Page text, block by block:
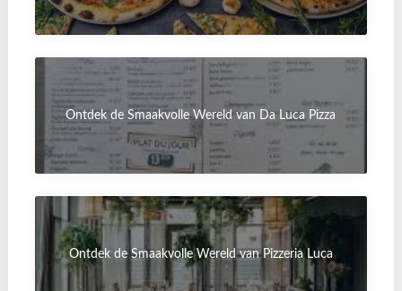
Ontdek de Smaakvolle Wereld van Da Luca Pizza
Ontdek de Smaakvolle Wereld van Pizzeria Luca